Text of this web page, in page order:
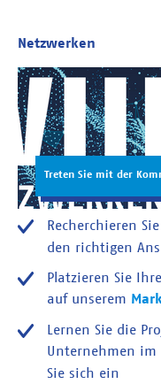
Treten Sie mit der
Recherchieren
den richtigen
Platzieren Sie
auf unserem
Lernen Sie die
Unternehmen im
Sie sich ein